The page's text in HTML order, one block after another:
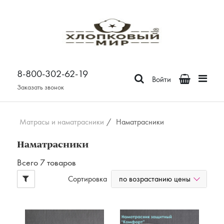
8-800-302-62-19
Заказать звонок
Войти
Постельное белье
Поплин
Сатин
Зима-Лето из бязи
Зима-Лето из поплина
Сатин Премьер
Страйп - сатин
Отдельные предметы
Простыни
Матрасы и наматрасники / Наматрасники
Наматрасники
Всего 7 товаров
Сортировка по возрастанию цены